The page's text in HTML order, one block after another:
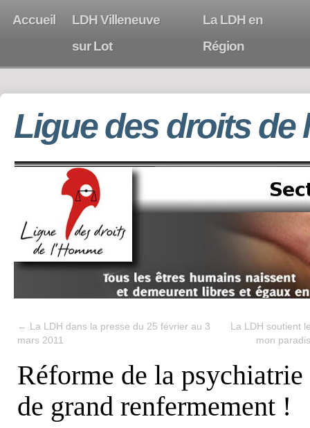
Accueil
LDH Villeneuve
sur Lot
La LDH en
Région
Ligue des droits de
← La LDH dans la presse du 25 février au 3
mars 2011
La LDH soutient
mon
Réforme de la
de grand renfermement !